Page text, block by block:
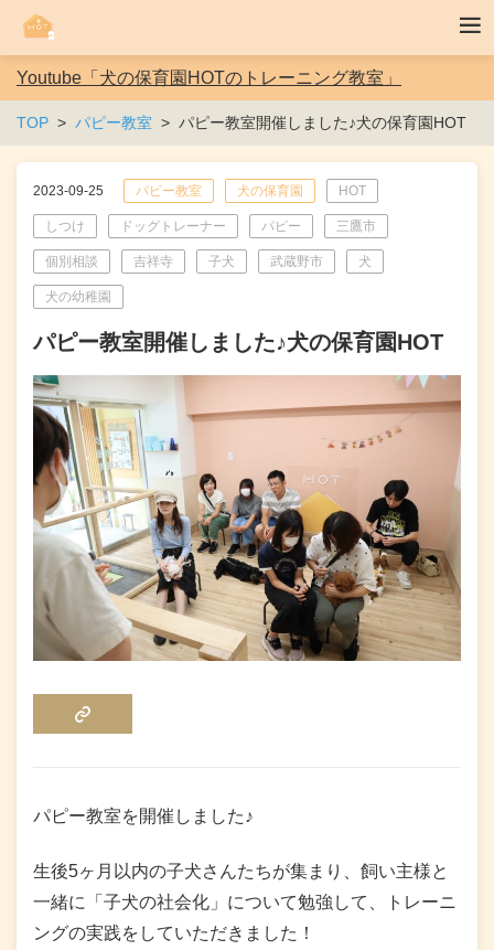
Youtube「犬の保育園HOTのトレーニング教室」
TOP パピー教室 パピー教室開催しました♪犬の保育園HOT
2023-09-25 パピー教室 犬の保育園 HOT
しつけ ドッグトレーナー パピー 三鷹市
個別相談 吉祥寺 子犬 武蔵野市 犬
犬の幼稚園
パピー教室開催しました♪犬の保育園HOT
パピー教室を開催しました♪
生後5ヶ月以内の子犬さんたちが集まり、飼い主様と
一緒に「子犬の社会化」について勉強して、トレーニ
ングの実践をしていただきました！